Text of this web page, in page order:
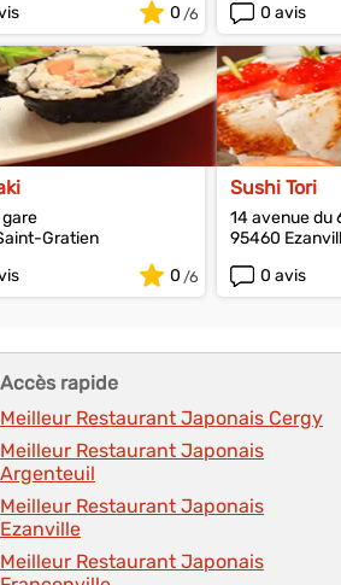
0
0 avis
Gratien
0
Sushi Tori
14 avenue du
95460
0 avis
Accès rapide
Meilleur Restaurant Japonais Cergy
Meilleur Restaurant Japonais
Argenteuil
Meilleur Restaurant Japonais
Ezanville
Meilleur Restaurant Japonais